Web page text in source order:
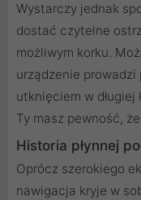
Wystarczy jednak
dostać czytelne
możliwym korku.
urządzenie
utknięciem w
Ty masz pewność,
Historia płynnej
Oprócz szerokiego
nawigacja kryje w